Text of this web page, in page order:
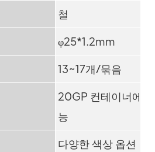
철
φ25*1.2mm
13~17개/묶음
20GP 컨테이너에
능
다양한 색상 옵션